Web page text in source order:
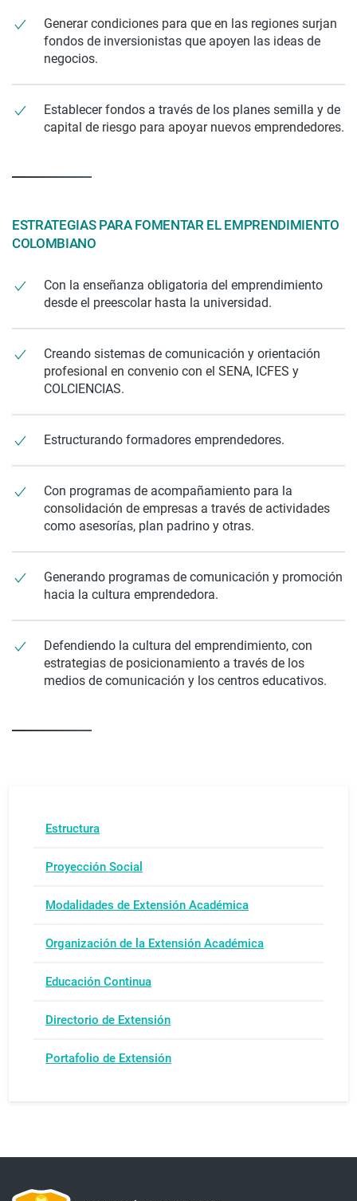
Generar condiciones para que en las regiones surjan
fondos de inversionistas que apoyen las ideas de
negocios.
Establecer fondos a través de los planes semilla y de
capital de riesgo para apoyar nuevos emprendedores.
ESTRATEGIAS PARA FOMENTAR EL EMPRENDIMIENTO
COLOMBIANO
Con la enseñanza obligatoria del emprendimiento
desde el preescolar hasta la universidad.
Creando sistemas de comunicación y orientación
profesional en convenio con el SENA, ICFES y
COLCIENCIAS.
Estructurando formadores emprendedores.
Con programas de acompañamiento para la
consolidación de empresas a través de actividades
como asesorías, plan padrino y otras.
Generando programas de comunicación y promoción
hacia la cultura emprendedora.
Defendiendo la cultura del emprendimiento, con
estrategias de posicionamiento a través de los
medios de comunicación y los centros educativos.
Estructura
Proyección Social
Modalidades de Extensión Académica
Organización de la Extensión Académica
Educación Continua
Directorio de Extensión
Portafolio de Extensión